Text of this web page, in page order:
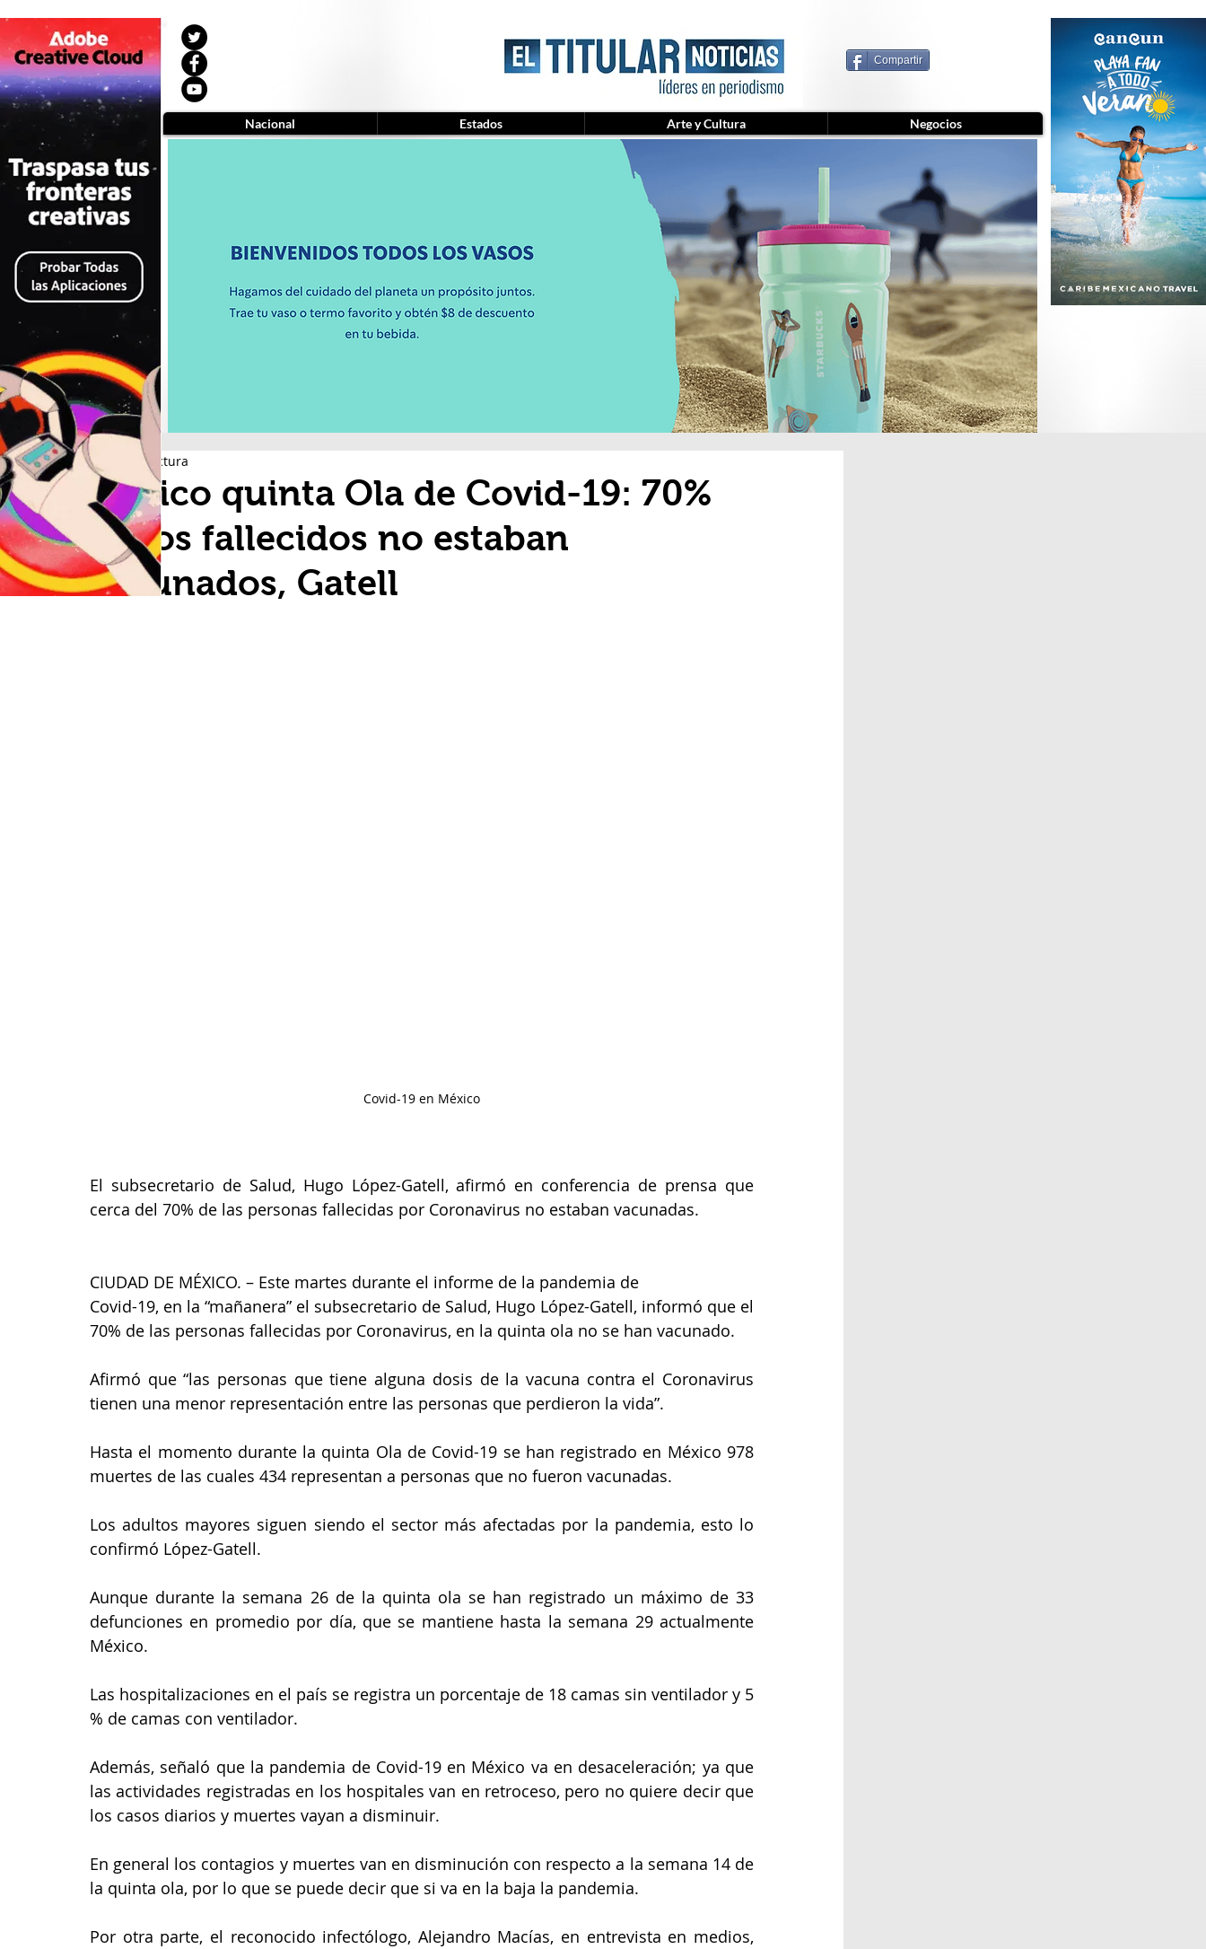
Compartir
México quinta Ola de Covid-19: 70%
de los fallecidos no estaban
vacunados, Gatell
2 min de lectura
Covid-19 en México
El subsecretario de Salud, Hugo López-Gatell, afirmó en conferencia de prensa que
cerca del 70% de las personas fallecidas por Coronavirus no estaban vacunadas.
CIUDAD DE MÉXICO. – Este martes durante el informe de la pandemia de
Covid-19, en la “mañanera” el subsecretario de Salud, Hugo López-Gatell, informó que el
70% de las personas fallecidas por Coronavirus, en la quinta ola no se han vacunado.
Afirmó que “las personas que tiene alguna dosis de la vacuna contra el Coronavirus
tienen una menor representación entre las personas que perdieron la vida”.
Hasta el momento durante la quinta Ola de Covid-19 se han registrado en México 978
muertes de las cuales 434 representan a personas que no fueron vacunadas.
Los adultos mayores siguen siendo el sector más afectadas por la pandemia, esto lo
confirmó López-Gatell.
Aunque durante la semana 26 de la quinta ola se han registrado un máximo de 33
defunciones en promedio por día, que se mantiene hasta la semana 29 actualmente
México.
Las hospitalizaciones en el país se registra un porcentaje de 18 camas sin ventilador y 5
% de camas con ventilador.
Además, señaló que la pandemia de Covid-19 en México va en desaceleración; ya que
las actividades registradas en los hospitales van en retroceso, pero no quiere decir que
los casos diarios y muertes vayan a disminuir.
En general los contagios y muertes van en disminución con respecto a la semana 14 de
la quinta ola, por lo que se puede decir que si va en la baja la pandemia.
Por otra parte, el reconocido infectólogo, Alejandro Macías, en entrevista en medios,
Nacional Estados Arte y Cultura Negocios